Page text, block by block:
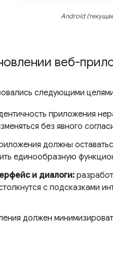
Android
веб-
следующими
приложения
без явного
должны
единообразную
и диалоги:
с подсказками
должен